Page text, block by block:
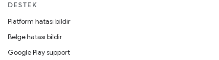
DESTEK
Platform hatası bildir
Belge hatası bildir
Google Play support